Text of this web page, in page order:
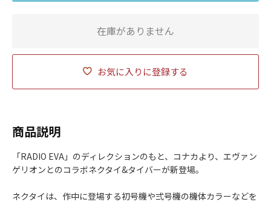
お気に入りに登録する
在庫がありません
商品説明
「RADIO EVA」のディレクションのもと、コナカより、エヴァン
ゲリオンとのコラボネクタイ&タイバーが新登場。
ネクタイは、作中に登場する初号機や弍号機の機体カラーなどを